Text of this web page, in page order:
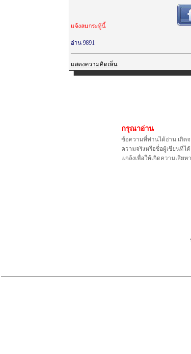
แจ้งลบกระทู้นี้
อ่าน 9891
แสดงความคิดเห็น
กรุณาอ่าน
ข้อความที่ท่านได้อ่าน เกิด
ความจริงหรือชื่อผู้เขียนที่ไ
แกล้งเพื่อให้เกิดความเสีย